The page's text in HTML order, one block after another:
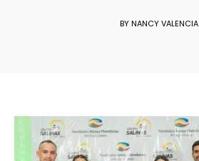
BY NANCY VALENCIA